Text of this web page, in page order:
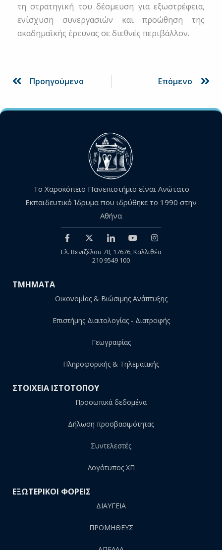
τη στρατηγική του δέσμευση για εξωστρέφεια,
ενίσχυση συνεργασιών και προώθηση της
ακαδημαϊκής έρευνας σε διεθνές περιβάλλον.
Προηγούμενο Επόμενο
Το Χαροκόπειο Πανεπιστήμιο είναι Ανώτατο
Εκπαιδευτικό Ίδρυμα που ιδρύθηκε το 1990 στην
Αθήνα
Ελ. Βενιζέλου 70, 17676, Καλλιθέα
210 9549 100
ΤΜΗΜΑΤΑ
Οικονομίας & Βιώσιμης Ανάπτυξης
Επιστήμης Διαιτολογίας - Διατροφής
Γεωγραφίας
Πληροφορικής & Τηλεματικής
ΣΤΟΙΧΕΙΑ ΙΣΤΟΤΟΠΟΥ
Προσωπικά δεδομένα
Δήλωση προσβασιμότητας
Συντελεστές
Λογότυπος ΧΠ
ΕΞΩΤΕΡΙΚΟΙ ΦΟΡΕΙΣ
ΔΙΑΥΓΕΙΑ
ΠΡΟΜΗΘΕΥΣ